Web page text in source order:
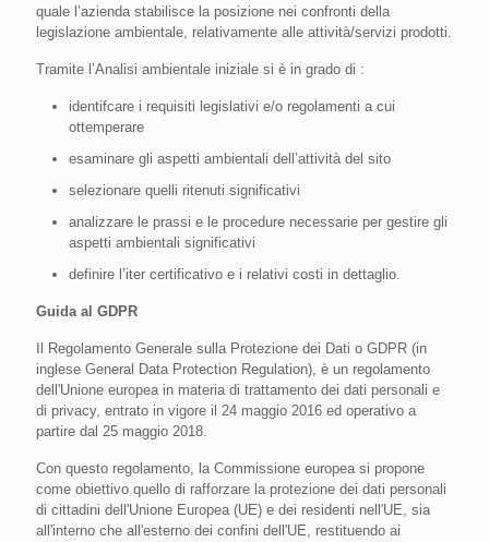
quale l’azienda stabilisce la posizione nei confronti della
legislazione ambientale, relativamente alle attività/servizi prodotti.
Tramite l’Analisi ambientale iniziale si è in grado di :
identifcare i requisiti legislativi e/o regolamenti a cui
ottemperare
esaminare gli aspetti ambientali dell’attività del sito
selezionare quelli ritenuti significativi
analizzare le prassi e le procedure necessarie per gestire gli
aspetti ambientali significativi
definire l’iter certificativo e i relativi costi in dettaglio.
Guida al GDPR
Il Regolamento Generale sulla Protezione dei Dati o GDPR (in
inglese General Data Protection Regulation), è un regolamento
dell'Unione europea in materia di trattamento dei dati personali e
di privacy, entrato in vigore il 24 maggio 2016 ed operativo a
partire dal 25 maggio 2018.
Con questo regolamento, la Commissione europea si propone
come obiettivo quello di rafforzare la protezione dei dati personali
di cittadini dell'Unione Europea (UE) e dei residenti nell'UE, sia
all'interno che all'esterno dei confini dell'UE, restituendo ai